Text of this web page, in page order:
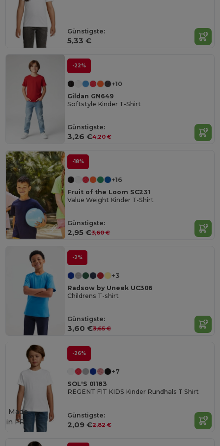
Günstigste:
5,33 €
-22%
+10
Gildan GN649
Softstyle Kinder T-Shirt
Günstigste:
3,26 €4,20 €
-18%
+16
Fruit of the Loom SC231
Value Weight Kinder T-Shirt
Günstigste:
2,95 €3,60 €
-2%
+3
Radsow by Uneek UC306
Childrens T-shirt
Günstigste:
3,60 €3,65 €
-26%
+7
SOL'S 01183
REGENT FIT KIDS Kinder Rundhals T Shirt
Günstigste:
2,09 €2,82 €
Made
in FR